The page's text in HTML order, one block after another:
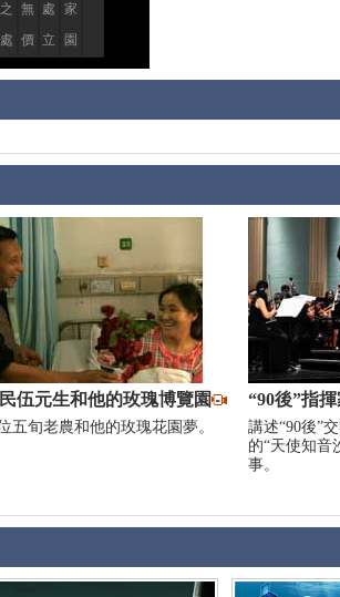
之
處
無
價
處
立
家
園
伍元生和他的玫瑰博覽園
五旬老農和他的玫瑰花園夢。
“90後”指
講述“90後”
的“天使知音
事。